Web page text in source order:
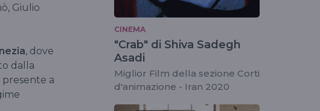
Giulio
, dove
dalla
a
CINEMA
"Crab" di Shiva Sadegh
Asadi
Miglior Film della sezione Corti
d'animazione - Iran 2020